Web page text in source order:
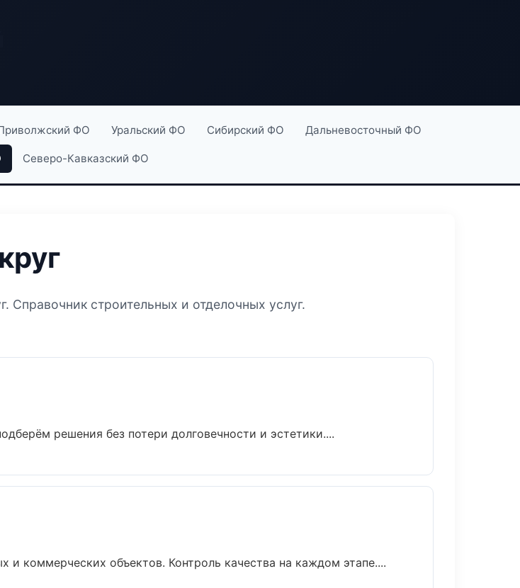
ФО Уральский ФО Сибирский ФО Дальневосточный ФО
Северо-Кавказский ФО
строительных и отделочных услуг.
решения без потери долговечности и эстетики....
коммерческих объектов. Контроль качества на каждом этапе....